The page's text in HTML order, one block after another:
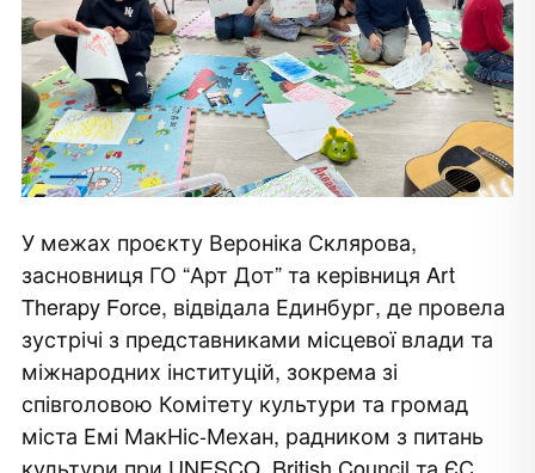
У межах проєкту Вероніка Склярова,
засновниця ГО “Арт Дот” та керівниця Art
Therapy Force, відвідала Единбург, де провела
зустрічі з представниками місцевої влади та
міжнародних інституцій, зокрема зі
співголовою Комітету культури та громад
міста Емі МакНіс-Механ, радником з питань